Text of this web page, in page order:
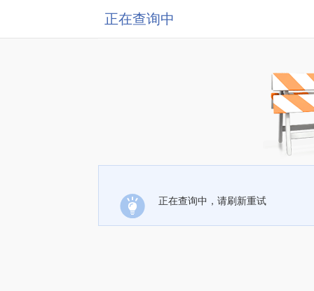
正在查询中
正在查询中，请刷新重试